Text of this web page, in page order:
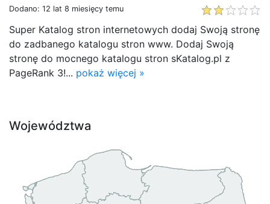
Dodano: 12 lat 8 miesięcy temu
Super Katalog stron internetowych dodaj Swoją stronę
do zadbanego katalogu stron www. Dodaj Swoją
stronę do mocnego katalogu stron sKatalog.pl z
PageRank 3!... pokaż więcej »
Województwa